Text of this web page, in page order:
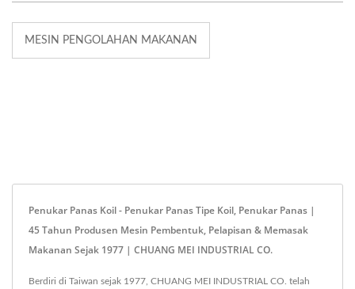
MESIN PENGOLAHAN MAKANAN
Penukar Panas Koil - Penukar Panas Tipe Koil, Penukar Panas |
45 Tahun Produsen Mesin Pembentuk, Pelapisan & Memasak
Makanan Sejak 1977 | CHUANG MEI INDUSTRIAL CO.
Berdiri di Taiwan sejak 1977, CHUANG MEI INDUSTRIAL CO. telah